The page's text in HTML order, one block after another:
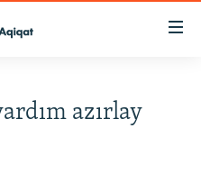
azırlay